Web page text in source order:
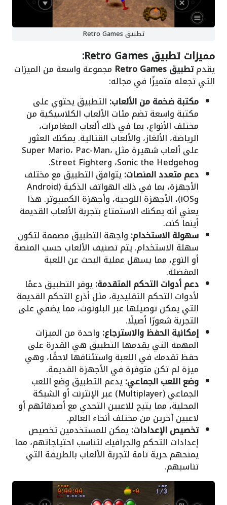
تطبيق Retro Games
مميزات تطبيق Retro Games:
يقدمتطبيق Retro Games مجموعة واسعة من الميزات
التي تجعله متميزًا في مجاله:
مكتبة ضخمة من الألعاب: التطبيق يحتوي على
مكتبة واسعة تضم مئات الألعاب الكلاسيكية من
مختلف الأنواع، بما في ذلك ألعاب المغامرات،
الرياضة، الألغاز، والألعاب القتالية. يمكنك العثور
على ألعاب شهيرة مثل Super Mario، Pac-Man،
Sonic the Hedgehog، وStreet Fighter.
دعم متعدد المنصات:يتوافق التطبيق مع مختلف
الأجهزة، بما في ذلك الهواتف الذكية (Android
وiOS)، الأجهزة اللوحية، وأجهزة الكمبيوتر. هذا
يعني أنه يمكنك الاستمتاع بتجربة الألعاب القديمة
أينما كنت.
سهولة الاستخدام: واجهة التطبيق مصممة لتكون
سهلة الاستخدام. يتم تصنيف الألعاب حسب المنصة
أو النوع، مما يسهل عملية البحث عن اللعبة
المفضلة.
دعم أدوات التحكم المتقدمة:يوفر التطبيق دعمًا
لأدوات التحكم التقليدية، مثل أذرع التحكم القديمة
التي يمكن توصيلها عبر البلوتوث، مما يضفي على
التجربة شعورًا أصيلًا.
إمكانية الحفظ والاسترجاع: واحدة من الميزات
المهمة التي يقدمها التطبيق هي القدرة على
حفظ تقدمك في اللعبة واستئنافها لاحقًا، وهي
ميزة لم تكن متوفرة في الأجهزة القديمة.
وضع اللعب الجماعي:يدعم التطبيق وضع اللعب
الجماعي (Multiplayer) عبر الإنترنت أو الشبكة
المحلية، مما يتيح للاعبين التحدي مع أصدقائهم أو
لاعبين آخرين من مختلف أنحاء العالم.
تخصيص الإعدادات:يمكن للمستخدمين تخصيص
إعدادات التحكم والجرافيك لتناسب احتياجاتهم، مما
يمنحهم حرية تامة لتجربة الألعاب بالطريقة التي
تناسبهم.